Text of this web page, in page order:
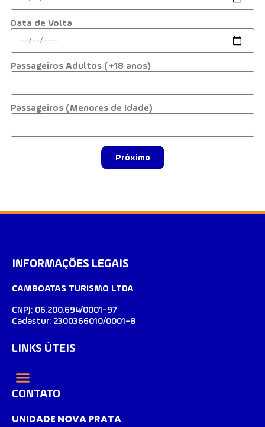
Data de Volta
Passageiros Adultos (+18 anos)
Passageiros (Menores de Idade)
Próximo
CONTATO
UNIDADE NOVA PRATA
INFORMAÇÕES LEGAIS
CAMBOATAS TURISMO LTDA
CNPJ: 06.200.694/0001-97
Cadastur: 2300366010/0001-8
LINKS ÚTEIS